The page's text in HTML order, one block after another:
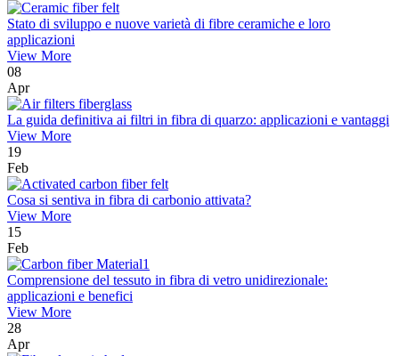
Stato di sviluppo e nuove varietà di fibre ceramiche e loro
applicazioni
View More
08
Apr
La guida definitiva ai filtri in fibra di quarzo: applicazioni e vantaggi
View More
19
Feb
Cosa si sentiva in fibra di carbonio attivata?
View More
15
Feb
Comprensione del tessuto in fibra di vetro unidirezionale:
applicazioni e benefici
View More
28
Apr